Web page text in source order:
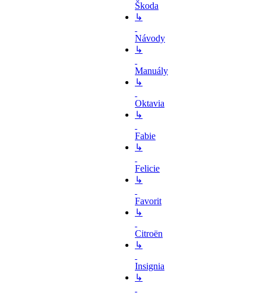
Škoda
↳
Návody
↳
Manuály
↳
Oktavia
↳
Fabie
↳
Felicie
↳
Favorit
↳
Citroën
↳
Insignia
↳